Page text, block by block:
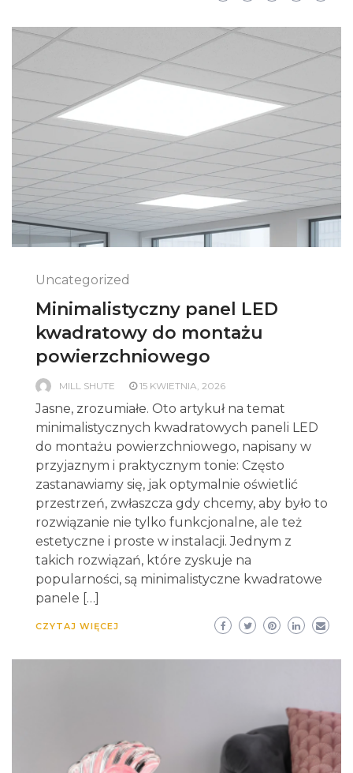
Uncategorized
Minimalistyczny panel LED
kwadratowy do montażu
powierzchniowego
MILL SHUTE 15 KWIETNIA, 2026
Jasne, zrozumiałe. Oto artykuł na temat
minimalistycznych kwadratowych paneli LED
do montażu powierzchniowego, napisany w
przyjaznym i praktycznym tonie: Często
zastanawiamy się, jak optymalnie oświetlić
przestrzeń, zwłaszcza gdy chcemy, aby było to
rozwiązanie nie tylko funkcjonalne, ale też
estetyczne i proste w instalacji. Jednym z
takich rozwiązań, które zyskuje na
popularności, są minimalistyczne kwadratowe
panele […]
CZYTAJ WIĘCEJ